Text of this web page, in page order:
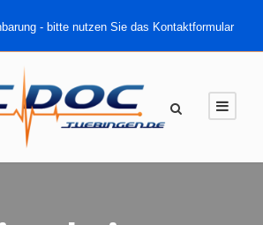
- bitte nutzen Sie das Kontaktformular